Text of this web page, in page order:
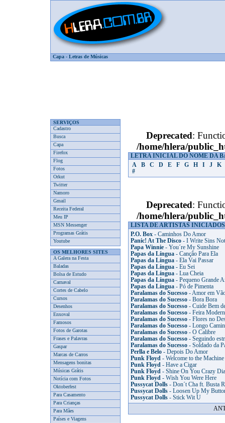
Capa - Letras de Músicas
SERVIÇOS
Cadastro
Busca
Capa
Firefox
Flog
Fotos
Orkut
Twitter
Namoro
Gmail
Receita Federal
Meu IP
MSN Messenger
Programas Grátis
Youtube
OS MELHORES SITES
A Galera na Festa
Baladas
Bolsa de Estudo
Carnaval
Cortes de Cabelo
Cursos
Desenhos
Enxoval
Famosos
Fotos de Garotas
Frases e Palavras
Gaspar
Marcas de Carros
Mensagens bonitas
Músicas Grátis
Notícia com Fotos
Oktoberfest
Para Casamento
Para Crianças
Para Mães
Países e Viagens
Deprecated:
/home/hlera/
LETRA INICIAL DO NOME DA
A
B C D E F G H I J
K
#
Deprecated:
/home/hlera/
LISTA DE ARTISTAS INICIADOS
P.O. Box - Caminhos Do Amor
Panic! At The Disco - I Write Sins
Papa Winnie - You´re My Sunshine
Papas da Língua - Canção Para Ela
Papas da Língua - Ela Vai Passar
Papas da Língua - Eu Sei
Papas da Língua - Lua Cheia
Papas da Língua - Pequeno Grande
Papas da Língua - Pó de Pimenta
Paralamas do Sucesso - Amor em
Paralamas do Sucesso - Bora Bora
Paralamas do Sucesso - Cuide Bem
Paralamas do Sucesso - Feira
Paralamas do Sucesso - Flores no
Paralamas do Sucesso - Longo
Paralamas do Sucesso - O Calibre
Paralamas do Sucesso - Seguindo
Paralamas do Sucesso - Soldado da
Perlla e Belo - Depois Do Amor
Punk Floyd - Welcome to the Machine
Punk Floyd - Have a Cigar
Punk Floyd - Shine On You Crazy
Punk Floyd - Wish You Were Here
Pussycat Dolls - Don´t Cha ft. Busta
Pussycat Dolls - Loosen Up My
Pussycat Dolls - Stick Wit U